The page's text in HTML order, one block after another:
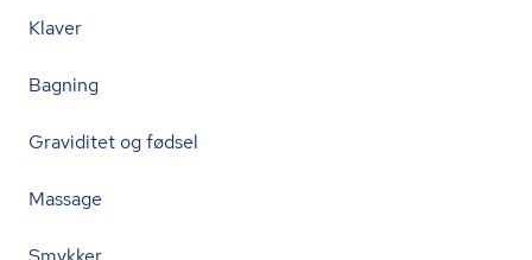
Klaver
Bagning
Graviditet og fødsel
Massage